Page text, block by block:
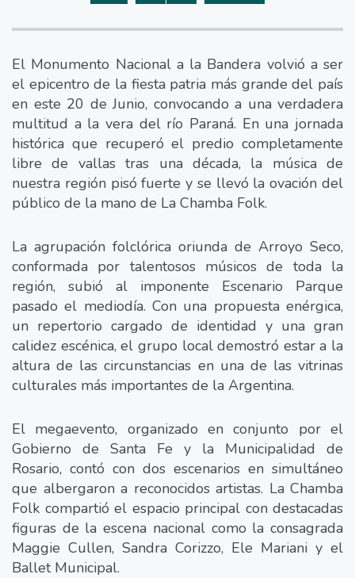
El Monumento Nacional a la Bandera volvió a ser
el epicentro de la fiesta patria más grande del país
en este 20 de Junio, convocando a una verdadera
multitud a la vera del río Paraná. En una jornada
histórica que recuperó el predio completamente
libre de vallas tras una década, la música de
nuestra región pisó fuerte y se llevó la ovación del
público de la mano de La Chamba Folk.
La agrupación folclórica oriunda de Arroyo Seco,
conformada por talentosos músicos de toda la
región, subió al imponente Escenario Parque
pasado el mediodía. Con una propuesta enérgica,
un repertorio cargado de identidad y una gran
calidez escénica, el grupo local demostró estar a la
altura de las circunstancias en una de las vitrinas
culturales más importantes de la Argentina.
El megaevento, organizado en conjunto por el
Gobierno de Santa Fe y la Municipalidad de
Rosario, contó con dos escenarios en simultáneo
que albergaron a reconocidos artistas. La Chamba
Folk compartió el espacio principal con destacadas
figuras de la escena nacional como la consagrada
Maggie Cullen, Sandra Corizzo, Ele Mariani y el
Ballet Municipal.